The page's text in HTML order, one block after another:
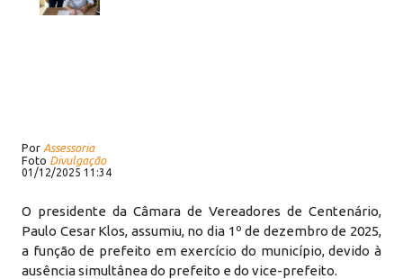
Por Assessoria
Foto Divulgação
01/12/2025 11:34
O presidente da Câmara de Vereadores de Centenário,
Paulo Cesar Klos, assumiu, no dia 1º de dezembro de 2025,
a função de prefeito em exercício do município, devido à
ausência simultânea do prefeito e do vice-prefeito.